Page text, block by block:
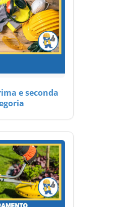
e seconda